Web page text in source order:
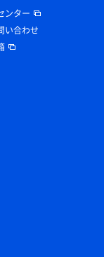
ンター
い合わせ